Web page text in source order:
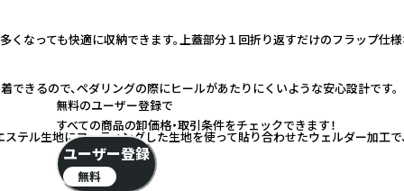
くなっても快適に収納できます。上蓋部分１回折り返すだけのフラップ仕
きるので、ペダリングの際にヒールがあたりにくいような安心設計です。
テル生地にコーティングした生地を使って貼り合わせたウェルダー加工で
無料のユーザー登録で
すべての商品の卸価格・取引条件をチェックできます！
ユーザー登録
無料